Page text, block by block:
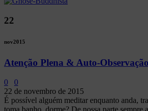
22
nov2015
Atenção Plena & Auto-
0
0
22 de novembro de 2015
É possível alguém meditar enquanto anda,
toma banho, dorme? De nossa parte sempre